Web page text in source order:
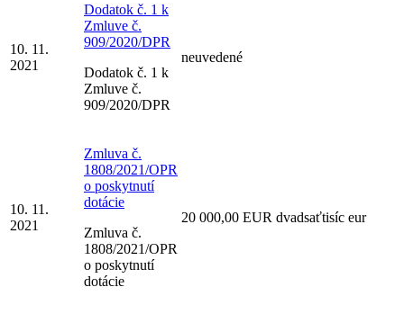
10. 11.
2021
Dodatok č. 1 k
Zmluve č.
909/2020/DPR
Dodatok č. 1 k
Zmluve č.
909/2020/DPR
neuvedené
10. 11.
2021
Zmluva č.
1808/2021/OPR
o poskytnutí
dotácie
Zmluva č.
1808/2021/OPR
o poskytnutí
dotácie
20 000,00 EUR dvadsaťtisíc eur